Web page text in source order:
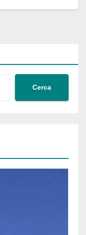
Cerca